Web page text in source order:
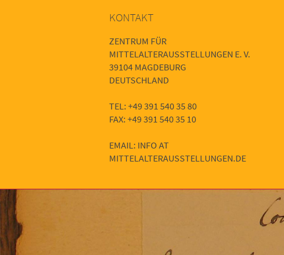
KONTAKT
ZENTRUM FÜR
MITTELALTERAUSSTELLUNGEN E. V.
39104 MAGDEBURG
DEUTSCHLAND
TEL: +49 391 540 35 80
FAX: +49 391 540 35 10
EMAIL: INFO AT
MITTELALTERAUSSTELLUNGEN.DE